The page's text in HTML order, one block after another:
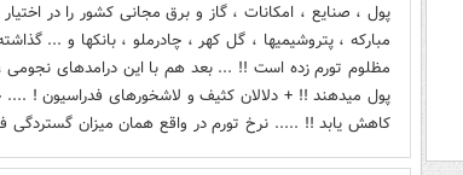
پول ، صنایع ، امکانات ، گاز و برق مجانی کشور را در
مبارکه ، پتروشیمیها ، گل کهر ، چادرملو ، بانکها و ...
مظلوم تورم زده است !! ... بعد هم با این درامدهای نجومی ،
پول میدهند !! + دلالان کثیف و لاشخورهای فدراسیون !
کاهش یابد !! ..... نرخ تورم در واقع همان میزان